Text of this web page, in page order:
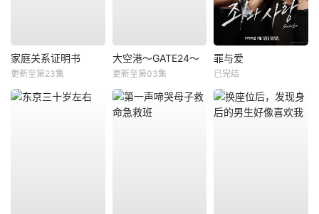
家庭关系证明书
更新至第23集
大空港～GATE24～
更新至第03集
罪与爱
已完结